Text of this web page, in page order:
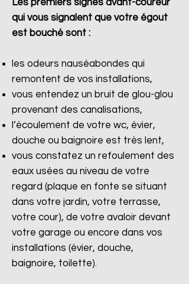
Les premiers signes avant-coureur
qui vous signalent que votre égout
est bouché sont :
les odeurs nauséabondes qui
remontent de vos installations,
vous entendez un bruit de glou-glou
provenant des canalisations,
l’écoulement de votre wc, évier,
douche ou baignoire est très lent,
vous constatez un refoulement des
eaux usées au niveau de votre
regard (plaque en fonte se situant
dans votre jardin, votre terrasse,
votre cour), de votre avaloir devant
votre garage ou encore dans vos
installations (évier, douche,
baignoire, toilette).